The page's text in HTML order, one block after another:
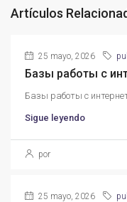
Artículos
25 mayo, 2026
Базы работы с
Базы работы с
Sigue leyendo
por
25 mayo, 2026